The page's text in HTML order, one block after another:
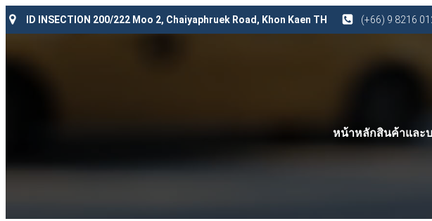
ID INSECTION 200/222 Moo 2, Chaiyaphruek Road, Khon Kaen TH (+66) 9 8216
หน้าหลักสินค้าและ